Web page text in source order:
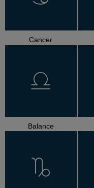
Cancer
Balance